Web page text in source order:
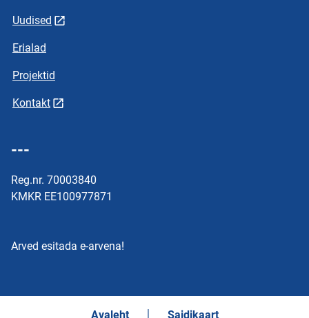
Uudised
Erialad
Projektid
Kontakt
---
Reg.nr. 70003840
KMKR EE100977871
Arved esitada e-arvena!
Avaleht Saidikaart